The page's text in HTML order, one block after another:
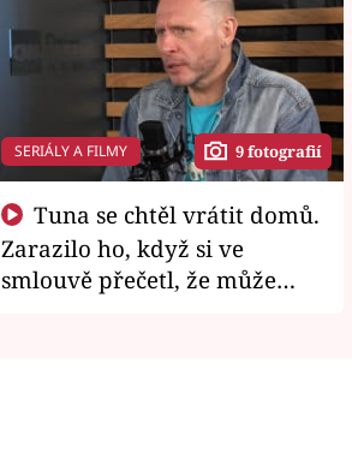
SERIÁLY A FILMY 9 fotografií
Zarazilo ho, když si ve
smlouvě přečetl, že může